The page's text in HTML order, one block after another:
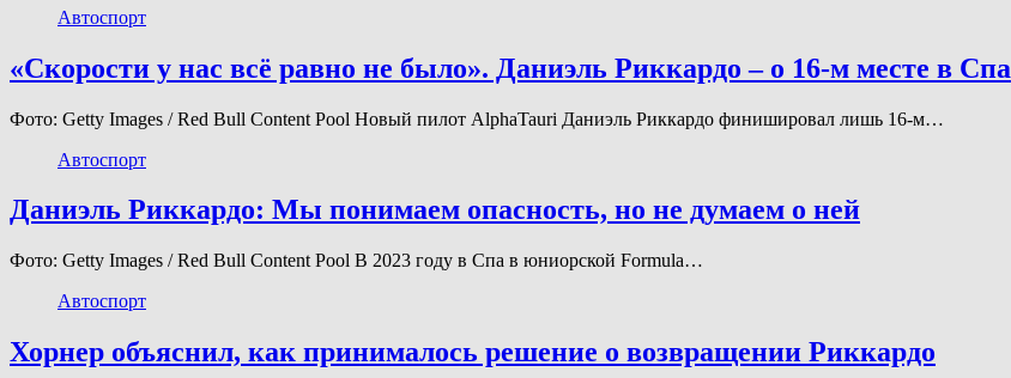
Автоспорт
«Скорости у нас всё равно не было». Даниэль Риккардо – о 16-м месте в Спа
Фото: Getty Images / Red Bull Content Pool Новый пилот AlphaTauri Даниэль Риккардо финишировал лишь 16-м…
Автоспорт
Даниэль Риккардо: Мы понимаем опасность, но не думаем о ней
Фото: Getty Images / Red Bull Content Pool В 2023 году в Спа в юниорской Formula…
Автоспорт
Хорнер объяснил, как принималось решение о возвращении Риккардо